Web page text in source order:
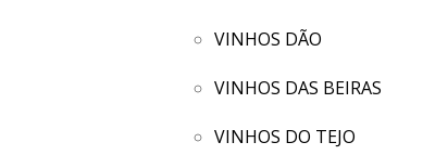
VINHOS DÃO
VINHOS DAS BEIRAS
VINHOS DO TEJO